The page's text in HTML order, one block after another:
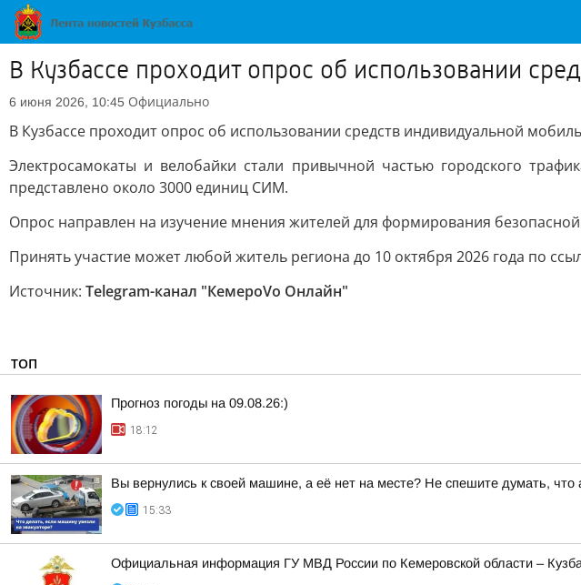
В Кузбассе проходит опрос об использовании
6 июня 2026, 10:45 Официально
В Кузбассе проходит опрос об использовании средств индивидуальной
Электросамокаты и велобайки стали привычной частью городского
представлено около 3000 единиц СИМ.
Опрос направлен на изучение мнения жителей для формирования
Принять участие может любой житель региона до 10 октября 2026 года по
Источник: Telegram-канал "КемероVо Онлайн"
ТОП
Прогноз погоды на 09.08.26:)
18:12
Вы вернулись к своей машине, а её нет на месте? Не спешите думать,
15:33
Официальная информация ГУ МВД России по Кемеровской области –